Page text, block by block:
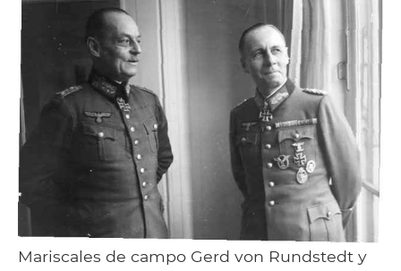
Mariscales de campo Gerd von Rundstedt y